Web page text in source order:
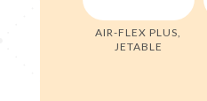
AIR-FLEX PLUS,
JETABLE